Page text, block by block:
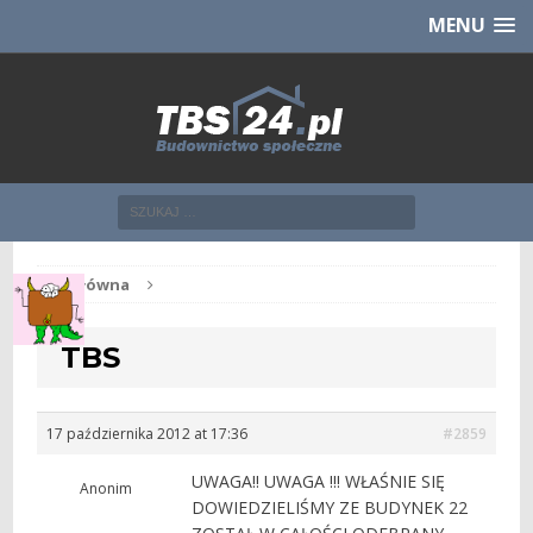
CHCĘ [klik]MENU
Str. główna
TBS
17 października 2012 at 17:36 #2859
Anonim
UWAGA!! UWAGA !!! WŁAŚNIE SIĘ
DOWIEDZIELIŚMY ZE BUDYNEK 22